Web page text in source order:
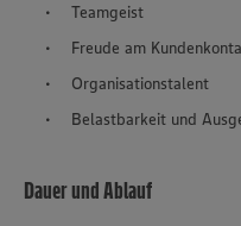
Teamgeist
Freude am
Organisationstalent
Belastbarkeit und
Dauer und Ablauf